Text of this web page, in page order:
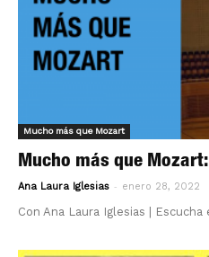
Mucho más que Mozart
Mucho más que
Ana Laura Iglesias - enero 28, 2022
Con Ana Laura Iglesias |